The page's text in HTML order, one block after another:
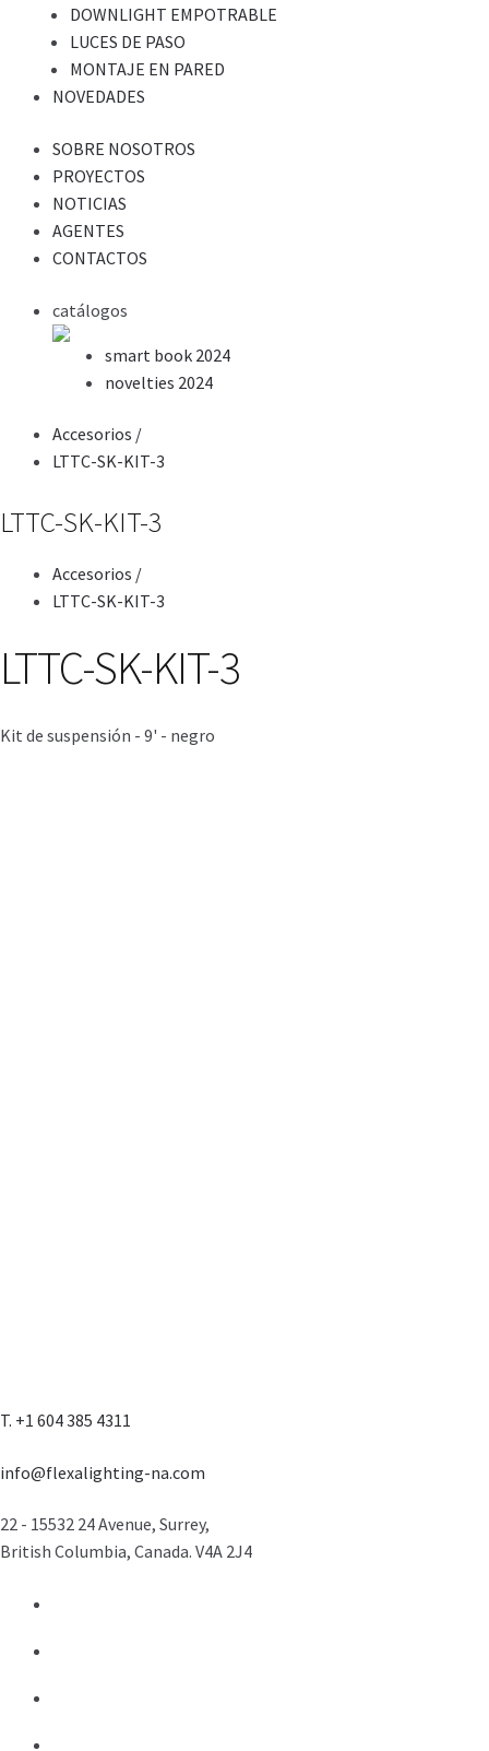
DOWNLIGHT EMPOTRABLE
LUCES DE PASO
MONTAJE EN PARED
NOVEDADES
SOBRE NOSOTROS
PROYECTOS
NOTICIAS
AGENTES
CONTACTOS
catálogos
smart book 2024
novelties 2024
Accesorios /
LTTC-SK-KIT-3
LTTC-SK-KIT-3
Accesorios /
LTTC-SK-KIT-3
LTTC-SK-KIT-3
Kit de suspensión - 9' - negro
T. +1 604 385 4311
info@flexalighting-na.com
22 - 15532 24 Avenue, Surrey,
British Columbia, Canada. V4A 2J4